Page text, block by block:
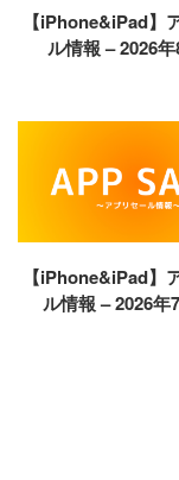
【iPhone&iPad】
ル情報 – 2026
【iPhone&iPad】
ル情報 – 2026年